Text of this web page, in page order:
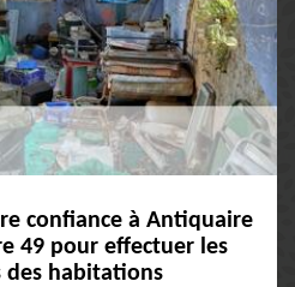
confiance à Antiquaire
49 pour effectuer les
des habitations